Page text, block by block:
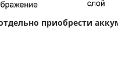
приобрести